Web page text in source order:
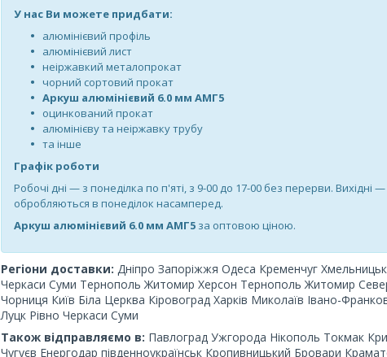
У нас Ви можете придбати:
алюмінієвий профіль
алюмінієвий лист
неіржавкий металопрокат
чорний сортовий прокат
Аркуш алюмінієвий 6.0 мм АМГ5
оцинкований прокат
алюмінієву та неіржавку трубу
та інше
Графік роботи
Робочі дні — з понеділка по п'яті, з 9-00 до 17-00 без перерви. Вихідні
обробляються в понеділок насамперед.
Аркуш алюмінієвий 6.0 мм АМГ5 за оптовою ціною.
Регіони доставки: Дніпро Запоріжжя Одеса Кременчуг
Черкаси Суми Тернополь Житомир Херсон Тернополь Житомир
Чорниця Київ Біла Церква Кіровоград Харків Миколаїв Івано-
Луцк Рівно Черкаси Суми
Також відправляємо в: Павлоград Ужгорода Нікополь Токмак
Чугуєв Енергодар південноукраїнськ Кропивницький Бровари